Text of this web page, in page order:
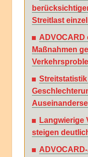
Streitlast
Maßnahmen
Langwierige
steigen